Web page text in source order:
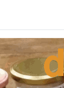
fondateurs